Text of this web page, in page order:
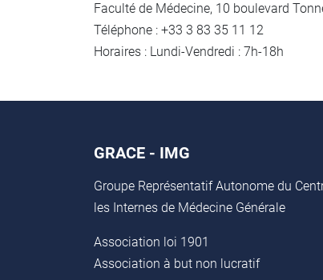
Faculté de Médecine, 10 boulevard
Téléphone : +33 3 83 35 11 12
Horaires : Lundi-Vendredi : 7h-18h
GRACE - IMG
Groupe Représentatif Autonome du
les Internes de Médecine Générale
Association loi 1901
Association à but non lucratif